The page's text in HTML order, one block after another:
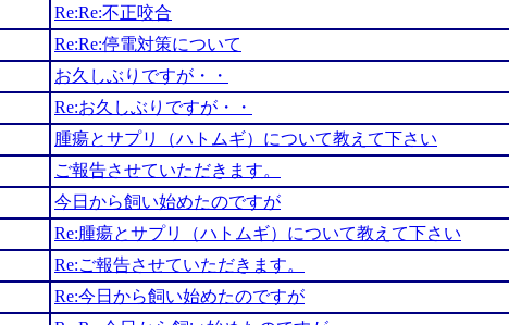
Re:Re:不正咬合
Re:Re:停電対策について
お久しぶりですが・・
Re:お久しぶりですが・・
腫瘍とサプリ（ハトムギ）について教えて下さい
ご報告させていただきます。
今日から飼い始めたのですが
Re:腫瘍とサプリ（ハトムギ）について教えて下さい
Re:ご報告させていただきます。
Re:今日から飼い始めたのですが